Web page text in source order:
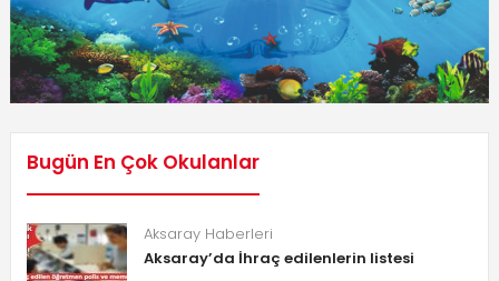
Bugün En Çok Okulanlar
Aksaray Haberleri
Aksaray’da İhraç edilenlerin listesi